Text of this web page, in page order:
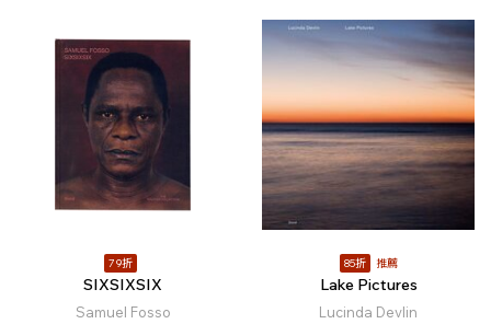
79折
SIXSIXSIX
Samuel Fosso
85折 推薦
Lake Pictures
Lucinda Devlin